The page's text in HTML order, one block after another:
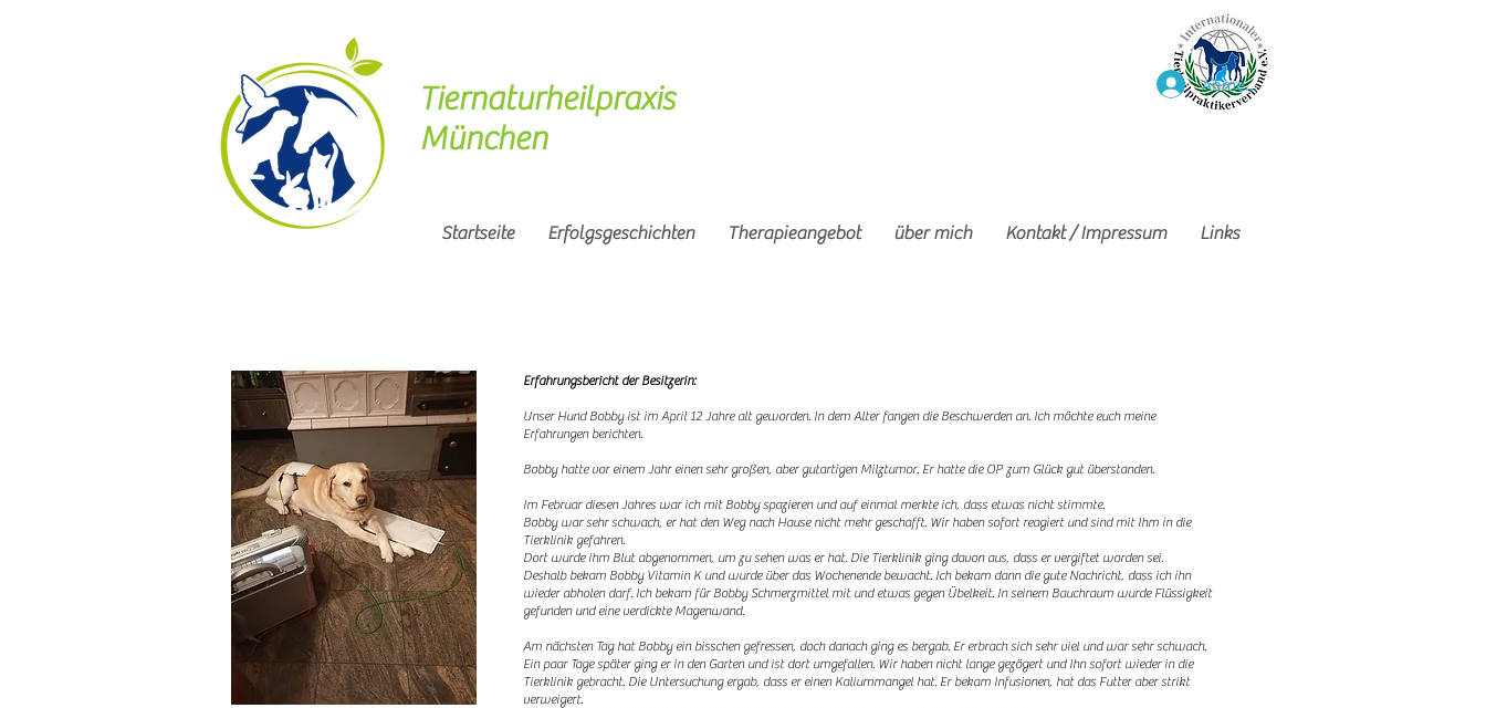
Tiernaturheilpraxis
München
Startseite Erfolgsgeschichten Therapieangebot über mich Kontakt / Impressum Links
Anmelden
Erfahrungsbericht der Besitzerin:
Unser Hund Bobby ist im April 12 Jahre alt geworden. In dem Alter fangen die Beschwerden an. Ich möchte euch meine
Erfahrungen berichten.
Bobby hatte vor einem Jahr einen sehr großen, aber gutartigen Milztumor. Er hatte die OP zum Glück gut überstanden.
Im Februar diesen Jahres war ich mit Bobby spazieren und auf einmal merkte ich, dass etwas nicht stimmte.
Bobby war sehr schwach, er hat den Weg nach Hause nicht mehr geschafft. Wir haben sofort reagiert und sind mit Ihm in die
Tierklinik gefahren.
Dort wurde ihm Blut abgenommen, um zu sehen was er hat. Die Tierklinik ging davon aus, dass er vergiftet worden sei.
Deshalb bekam Bobby Vitamin K und wurde über das Wochenende bewacht. Ich bekam dann die gute Nachricht, dass ich ihn
wieder abholen darf. Ich bekam für Bobby Schmerzmittel mit und etwas gegen Übelkeit. In seinem Bauchraum wurde Flüssigkeit
gefunden und eine verdickte Magenwand.
Am nächsten Tag hat Bobby ein bisschen gefressen, doch danach ging es bergab. Er erbrach sich sehr viel und war sehr schwach.
Ein paar Tage später ging er in den Garten und ist dort umgefallen. Wir haben nicht lange gezögert und Ihn sofort wieder in die
Tierklinik gebracht. Die Untersuchung ergab, dass er einen Kaliummangel hat. Er bekam Infusionen, hat das Futter aber strikt
verweigert.